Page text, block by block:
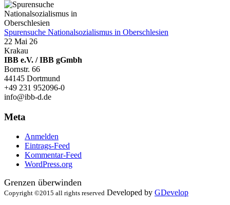
Spurensuche Nationalsozialismus in Oberschlesien
22 Mai 26
Krakau
IBB e.V. / IBB gGmbh
Bornstr. 66
44145 Dortmund
+49 231 952096-0
info@ibb-d.de
Meta
Anmelden
Eintrags-Feed
Kommentar-Feed
WordPress.org
Grenzen überwinden
Copyright ©2015 all rights reserved Developed by GDevelop